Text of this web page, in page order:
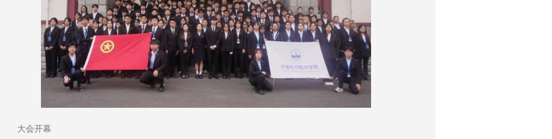
大会开幕